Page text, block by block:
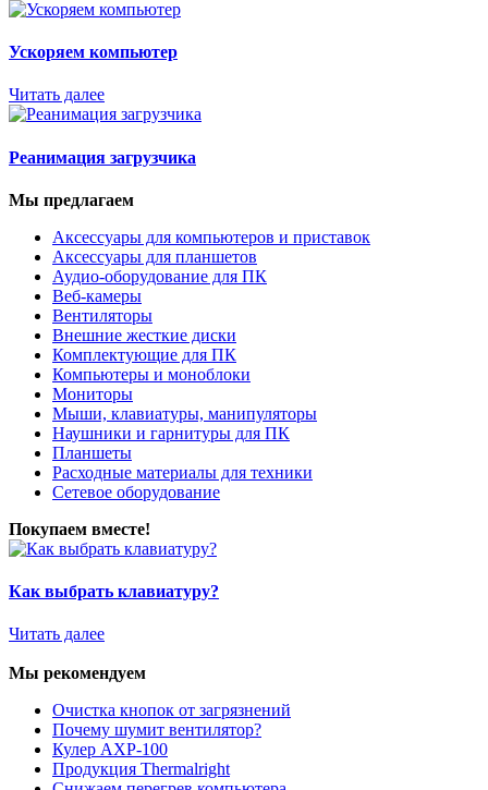
Ускоряем компьютер
Читать далее
Реанимация загрузчика
Мы предлагаем
Аксессуары для компьютеров и приставок
Аксессуары для планшетов
Аудио-оборудование для ПК
Веб-камеры
Вентиляторы
Внешние жесткие диски
Комплектующие для ПК
Компьютеры и моноблоки
Мониторы
Мыши, клавиатуры, манипуляторы
Наушники и гарнитуры для ПК
Планшеты
Расходные материалы для техники
Сетевое оборудование
Покупаем вместе!
Как выбрать клавиатуру?
Читать далее
Мы рекомендуем
Очистка кнопок от загрязнений
Почему шумит вентилятор?
Кулер AXP-100
Продукция Thermalright